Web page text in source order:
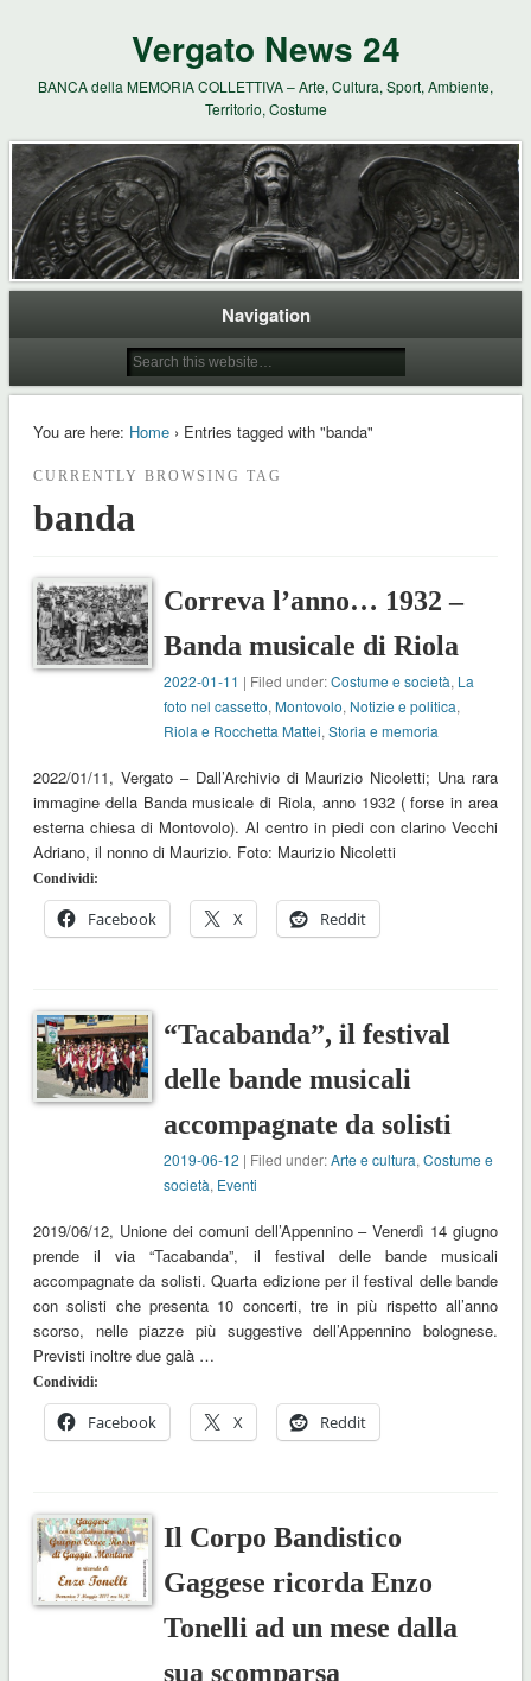
Vergato News 24
BANCA della MEMORIA COLLETTIVA – Arte, Cultura, Sport, Ambiente,
Territorio, Costume
Navigation
You are here: Home› Entries tagged with "banda"
CURRENTLY BROWSING TAG
banda
Correva l’anno… 1932 –
Banda musicale di Riola
2022-01-11 | Filed under:Costume e società, La
foto nel cassetto,Montovolo, Notizie e politica,
Riola e Rocchetta Mattei,Storia e memoria
2022/01/11, Vergato – Dall’Archivio di Maurizio Nicoletti; Una rara
immagine della Banda musicale di Riola, anno 1932 ( forse in area
esterna chiesa di Montovolo). Al centro in piedi con clarino Vecchi
Adriano, il nonno di Maurizio. Foto: Maurizio Nicoletti
Condividi:
Facebook X Reddit
“Tacabanda”, il festival
delle bande musicali
accompagnate da solisti
2019-06-12 | Filed under:Arte e cultura,Costume e
società, Eventi
2019/06/12, Unione dei comuni dell’Appennino – Venerdì 14 giugno
prende il via “Tacabanda”, il festival delle bande musicali
accompagnate da solisti. Quarta edizione per il festival delle bande
con solisti che presenta 10 concerti, tre in più rispetto all’anno
scorso, nelle piazze più suggestive dell’Appennino bolognese.
Previsti inoltre due galà …
Condividi:
Facebook X Reddit
Il Corpo Bandistico
Gaggese ricorda Enzo
Tonelli ad un mese dalla
sua scomparsa